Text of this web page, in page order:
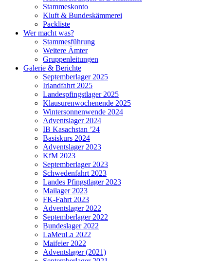
Stammeskonto
Kluft & Bundeskämmerei
Packliste
Wer macht was?
Stammesführung
Weitere Ämter
Gruppenleitungen
Galerie & Berichte
Septemberlager 2025
Irlandfahrt 2025
Landespfingstlager 2025
Klausurenwochenende 2025
Wintersonnenwende 2024
Adventslager 2024
IB Kasachstan ’24
Basiskurs 2024
Adventslager 2023
KfM 2023
Septemberlager 2023
Schwedenfahrt 2023
Landes Pfingstlager 2023
Mailager 2023
FK-Fahrt 2023
Adventslager 2022
Septemberlager 2022
Bundeslager 2022
LaMeuLa 2022
Maifeier 2022
Adventslager (2021)